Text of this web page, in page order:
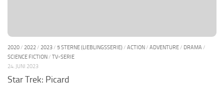
2020/ 2022/ 2023/ 5 STERNE (LIEBLINGSSERIE)/ ACTION/ ADVENTURE/ DRAMA /
SCIENCE FICTION/ TV-SERIE
24. JUNI 2023
Star Trek: Picard